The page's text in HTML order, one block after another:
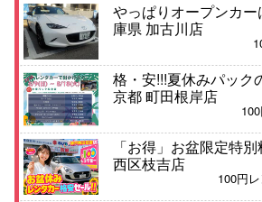
やっぱりオープンカ
庫県 加古川店
格・安!!!夏休みパック
京都 町田根岸店
「お得」お盆限定特
西区枝吉店
100円